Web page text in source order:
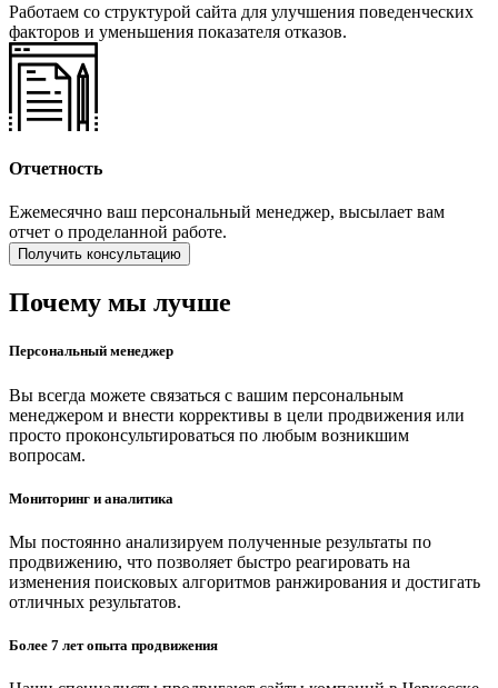
Работаем со структурой сайта для улучшения поведенческих
факторов и уменьшения показателя отказов.
Отчетность
Ежемесячно ваш персональный менеджер, высылает вам
отчет о проделанной работе.
Получить консультацию
Почему мы лучше
Персональный менеджер
Вы всегда можете связаться с вашим персональным
менеджером и внести коррективы в цели продвижения или
просто проконсультироваться по любым возникшим
вопросам.
Мониторинг и аналитика
Мы постоянно анализируем полученные результаты по
продвижению, что позволяет быстро реагировать на
изменения поисковых алгоритмов ранжирования и достигать
отличных результатов.
Более 7 лет опыта продвижения